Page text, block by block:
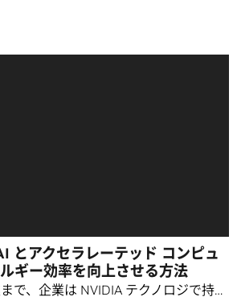
とアクセラレーテッド コンピュ
ギー効率を向上させる方法
で、企業は NVIDIA テクノロジで持…